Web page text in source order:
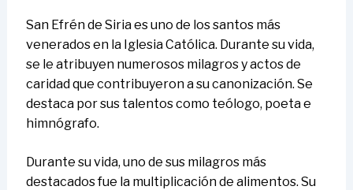
San Efrén de Siria es uno de los santos más
venerados en la Iglesia Católica. Durante su vida,
se le atribuyen numerosos milagros y actos de
caridad que contribuyeron a su canonización. Se
destaca por sus talentos como teólogo, poeta e
himnógrafo.
Durante su vida, uno de sus milagros más
destacados fue la multiplicación de alimentos. Su